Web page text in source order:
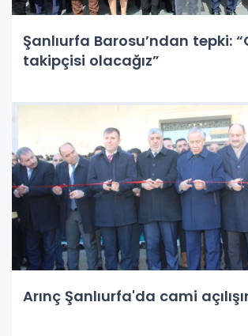
Şanlıurfa Barosu’ndan tepki:
takipçisi olacağız”
Arınç Şanlıurfa'da cami